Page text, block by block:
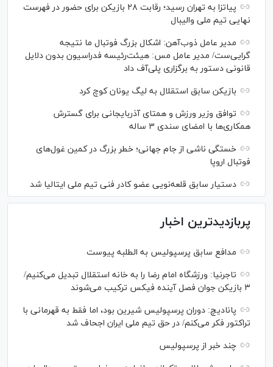
پیاتزا به تهران رسید؛ رقابت ۲۸ بازیکن برای حضور در فهرست
نهایی تیم ملی والیبال
مدیر عامل ذوب‌آهن: اشکال بزرگ فوتبال ما نتیجه
گرایی‌ست/ مدیر عامل مس: هیئت‌رئیسه فدراسیون بدون دلایل
قانونی دستور به برگزاری پلی‌آف داد
بازیکن سابق استقلال به لیگ یونان کوچ کرد
توافق وزیر ورزش و همتای آذربایجانی برای گسترش
همکاری‌ها با امضای سندی ۳ ساله
خستگی ناشی از جام جهانی؛ خطر بزرگ در کمین غول‌های
فوتبال اروپا
دستیار سابق قلعه‌نویی عضو کادر فنی تیم ملی ایتالیا شد
پربازدیدترین اخبار
مدافع سابق پرسپولیس به الطلبه پیوست
تاجرنیا: ورزشگاه امام رضا را به خانه استقلال تبدیل می‌کنیم/
۳ بازیکن جوان فصل آینده فیکس ترکیب می‌شوند
پانادیچ: دوران پرسپولیس شیرین بود، اما فقط به قهرمانی با
تراکتور فکر می‌کنم/ در حق تیم ملی ایران اجحاف شد
چند خبر از پرسپولیس